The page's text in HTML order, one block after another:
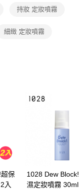
面顯示為準，若有關於
support/home
享後付」服務完成之交
之同意方可使用
，本公司將視審查結果
發現惡意使用之情形，
度並採取法律行動。
持妝 定妝噴霧
細緻 定妝噴霧
入
1028 Dew Block!
濕定妝噴霧 30ml